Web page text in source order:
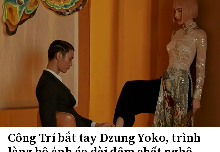
Công Trí bắt tay Dzung Yoko, trình